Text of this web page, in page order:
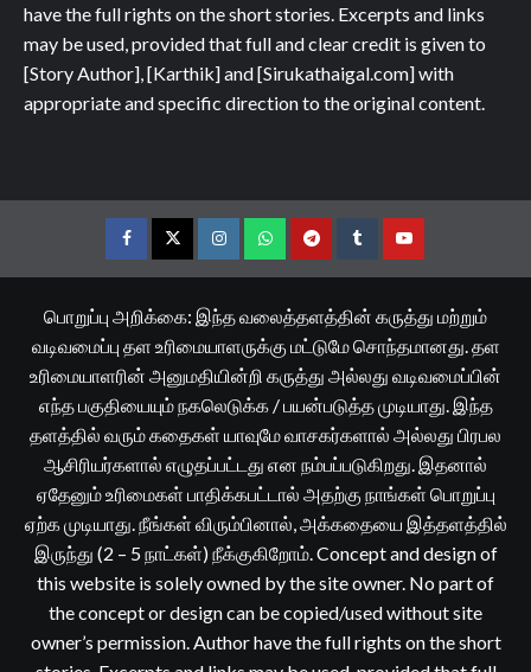
have the full rights on the short stories. Excerpts and links
may be used, provided that full and clear credit is given to
[Story Author], [Karthik] and [Sirukathaigal.com] with
appropriate and specific direction to the original content.
FacebookTwitterInstagramWhatsappTelegramTumblrYouTube
பொறுப்பு அறிக்கை: இந்த வலைத்தளத்தின் கருத்து மற்றும்
வடிவமைப்பு தள உரிமையாளருக்கு மட்டுமே சொந்தமானது. தள
உரிமையாளரின் அனுமதியின்றி கருத்து அல்லது வடிவமைப்பின்
எந்த பகுதியையும் நகலெடுக்க / பயன்படுத்த முடியாது. இந்த
தளத்தில் வரும் கதைகள் யாவுமே வாசகர்களால் அல்லது பிரபல
ஆசிரியர்களால் எழுதப்பட்டது என நம்பப்படுகிறது. இதனால்
ஏதேனும் உரிமைகள் பாதிக்கபட்டால் அதற்கு நாங்கள் பொறுப்பு
ஏற்க முடியாது. நீங்கள் விரும்பினால், அக்கதையை இத்தளத்தில்
இருந்து (2 – 5 நாட்கள்) நீக்குகிறோம். Concept and design of
this website is solely owned by the site owner. No part of
the concept or design can be copied/used without site
owner’s permission. Author have the full rights on the short